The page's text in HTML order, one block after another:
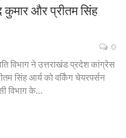
कुमार और प्रीतम सिंह
0
विभाग ने उत्तराखंड प्रदेश कांग्रेस
सिंह आर्य को वर्किंग चेयरपर्सन
विभाग के…